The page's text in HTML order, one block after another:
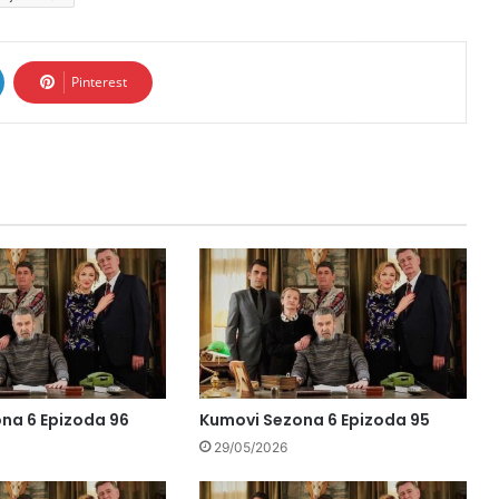
Pinterest
6 Epizoda 96 Kumovi Sezona 6 Epizoda 95
29/05/2026